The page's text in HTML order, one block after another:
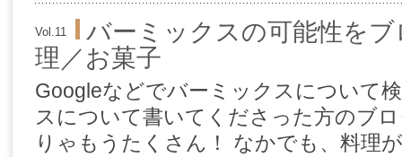
Vol.11
バーミックスの可能性を
理／お菓子
Googleなどでバーミックスについて
スについて書いてくださった方のブ
りゃもうたくさん！ なかでも、料理